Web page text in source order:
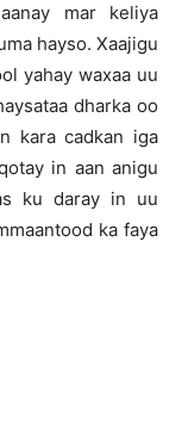
mar keliya
hayso. Xaajigu
yahay waxaa uu
dharka oo
kara cadkan iga
in aan anigu
ku daray in uu
ka faya